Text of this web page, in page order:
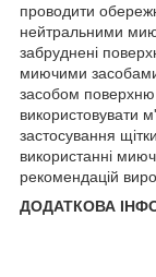
проводити
нейтральними
забруднені
миючими
засобом
використовувати
застосування
використанні
рекомендацій
ДОДАТКОВА